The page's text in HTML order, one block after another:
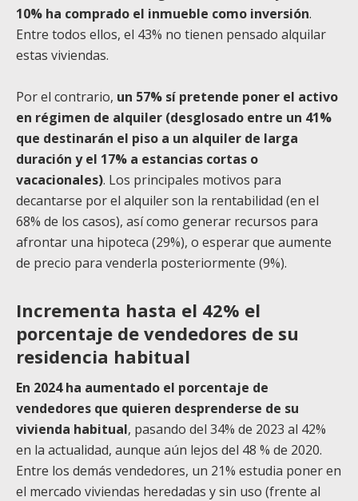
10% ha comprado el inmueble como inversión.
Entre todos ellos, el 43% no tienen pensado alquilar
estas viviendas.
Por el contrario, un 57% sí pretende poner el activo
en régimen de alquiler (desglosado entre un 41%
que destinarán el piso a un alquiler de larga
duración y el 17% a estancias cortas o
vacacionales). Los principales motivos para
decantarse por el alquiler son la rentabilidad (en el
68% de los casos), así como generar recursos para
afrontar una hipoteca (29%), o esperar que aumente
de precio para venderla posteriormente (9%).
Incrementa hasta el 42% el
porcentaje de vendedores de su
residencia habitual
En 2024 ha aumentado el porcentaje de
vendedores que quieren desprenderse de su
vivienda habitual, pasando del 34% de 2023 al 42%
en la actualidad, aunque aún lejos del 48 % de 2020.
Entre los demás vendedores, un 21% estudia poner en
el mercado viviendas heredadas y sin uso (frente al